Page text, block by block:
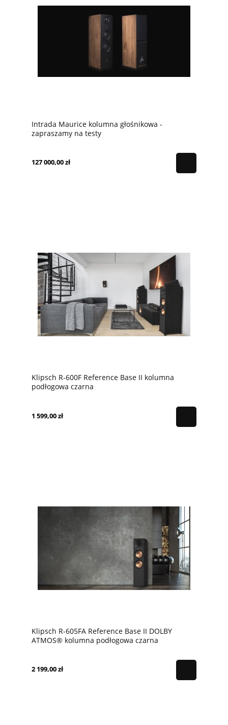
Intrada Maurice kolumna głośnikowa -
zapraszamy na testy
127 000,00 zł
Klipsch R-600F Reference Base II kolumna
podłogowa czarna
1 599,00 zł
Klipsch R-605FA Reference Base II DOLBY
ATMOS® kolumna podłogowa czarna
2 199,00 zł